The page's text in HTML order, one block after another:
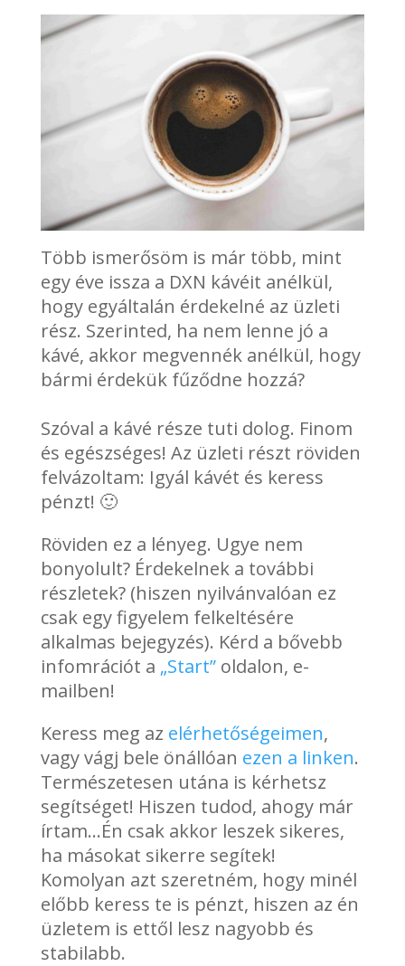
Több ismerősöm is már több, mint
egy éve issza a DXN kávéit anélkül,
hogy egyáltalán érdekelné az üzleti
rész. Szerinted, ha nem lenne jó a
kávé, akkor megvennék anélkül, hogy
bármi érdekük fűződne hozzá?
Szóval a kávé része tuti dolog. Finom
és egészséges! Az üzleti részt röviden
felvázoltam: Igyál kávét és keress
pénzt! 🙂
Röviden ez a lényeg. Ugye nem
bonyolult? Érdekelnek a további
részletek? (hiszen nyilvánvalóan ez
csak egy figyelem felkeltésére
alkalmas bejegyzés). Kérd a bővebb
infomrációt a „Start”oldalon, e-
mailben!
Keress meg az elérhetőségeimen,
vagy vágj bele önállóan ezen a linken.
Természetesen utána is kérhetsz
segítséget! Hiszen tudod, ahogy már
írtam…Én csak akkor leszek sikeres,
ha másokat sikerre segítek!
Komolyan azt szeretném, hogy minél
előbb keress te is pénzt, hiszen az én
üzletem is ettől lesz nagyobb és
stabilabb.